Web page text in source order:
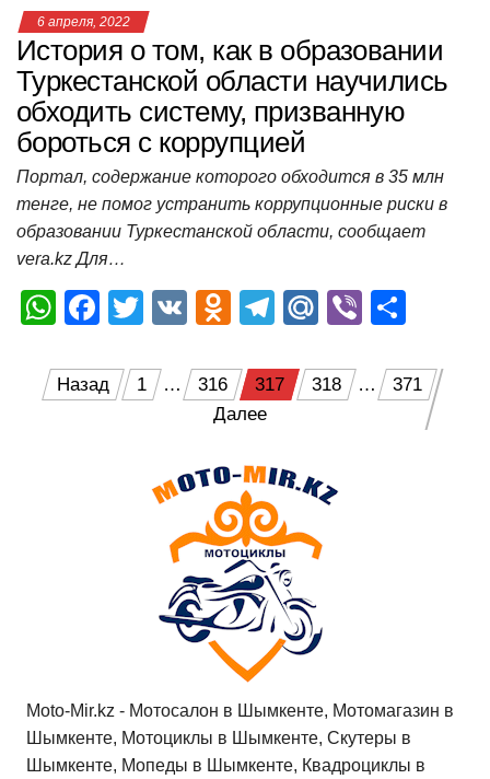
6 апреля, 2022
История о том, как в образовании
Туркестанской области научились
обходить систему, призванную
бороться с коррупцией
Портал, содержание которого обходится в 35 млн
тенге, не помог устранить коррупционные риски в
образовании Туркестанской области, сообщает
vera.kz Для…
W
at
s
F
c
e
T
tt
er
V
O
n
o
a
ss
ni
ki
T
e
gr
m
M
.R
u
Vi
er п
р
Пагинация
Назад 1 … 316 317 318 …
371
Далее
Moto-Mir.kz - Мотосалон в Шымкенте, Мотомагазин в
Шымкенте, Мотоциклы в Шымкенте, Скутеры в
Шымкенте, Мопеды в Шымкенте, Квадроциклы в